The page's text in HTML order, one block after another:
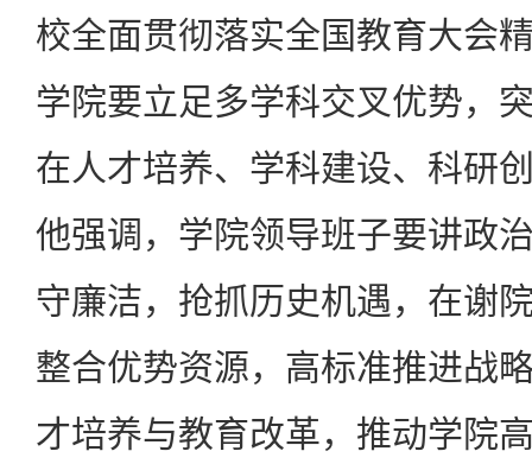
校全面贯彻落实全国教育大会
学院要立足多学科交叉优势，
在人才培养、学科建设、科研
他强调，学院领导班子要讲政
守廉洁，抢抓历史机遇，在谢
整合优势资源，高标准推进战
才培养与教育改革，推动学院